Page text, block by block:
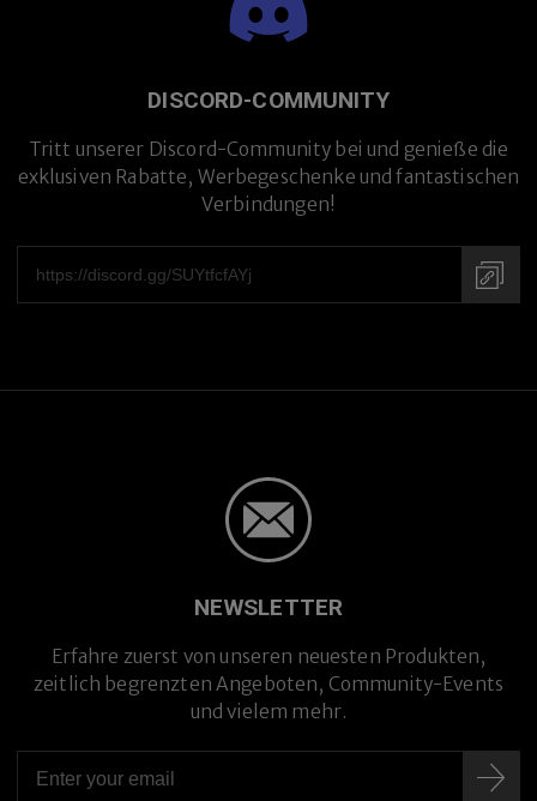
DISCORD-COMMUNITY
Tritt unserer Discord-Community bei und genieße die
exklusiven Rabatte, Werbegeschenke und fantastischen
Verbindungen!
NEWSLETTER
Erfahre zuerst von unseren neuesten Produkten,
zeitlich begrenzten Angeboten, Community-Events
und vielem mehr.